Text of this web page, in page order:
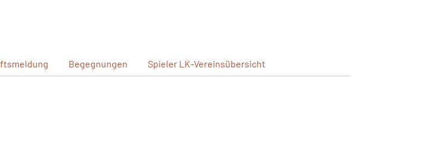
Begegnungen Spieler LK-Vereinsübersicht